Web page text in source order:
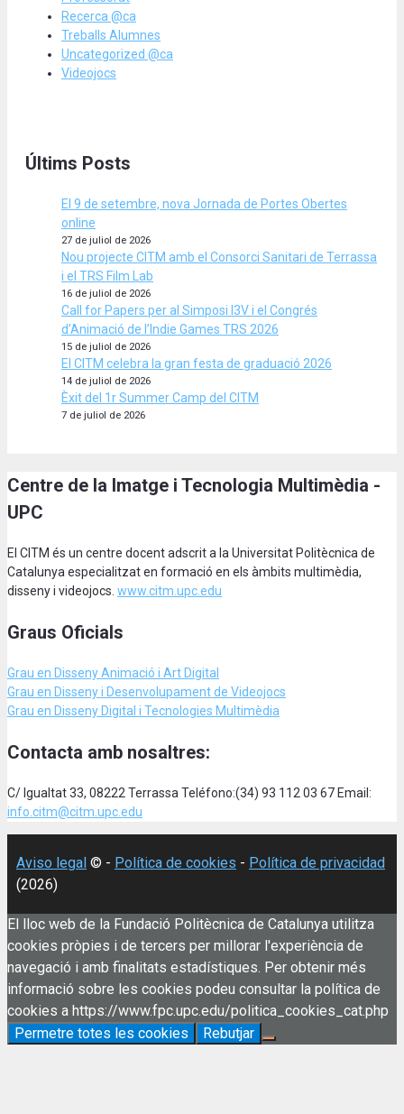
Recerca @ca
Treballs Alumnes
Uncategorized @ca
Videojocs
Últims Posts
El 9 de setembre, nova Jornada de Portes Obertes
online
27 de juliol de 2026
Nou projecte CITM amb el Consorci Sanitari de Terrassa
i el TRS Film Lab
16 de juliol de 2026
Call for Papers per al Simposi I3V i el Congrés
d’Animació de l’Indie Games TRS 2026
15 de juliol de 2026
El CITM celebra la gran festa de graduació 2026
14 de juliol de 2026
Èxit del 1r Summer Camp del CITM
7 de juliol de 2026
Centre de la Imatge i Tecnologia Multimèdia -
UPC
El CITM és un centre docent adscrit a la Universitat Politècnica de
Catalunya especialitzat en formació en els àmbits multimèdia,
disseny i videojocs. www.citm.upc.edu
Graus Oficials
Grau en Disseny Animació i Art Digital
Grau en Disseny i Desenvolupament de Videojocs
Grau en Disseny Digital i Tecnologies Multimèdia
Contacta amb nosaltres:
C/ Igualtat 33, 08222 Terrassa Teléfono:(34) 93 112 03 67 Email:
info.citm@citm.upc.edu
Aviso legal © - Política de cookies - Política de privacidad
(2026)
El lloc web de la Fundació Politècnica de Catalunya utilitza
cookies pròpies i de tercers per millorar l'experiència de
navegació i amb finalitats estadístiques. Per obtenir més
informació sobre les cookies podeu consultar la política de
cookies a https://www.fpc.upc.edu/politica_cookies_cat.php
Permetre totes les cookies
Rebutjar